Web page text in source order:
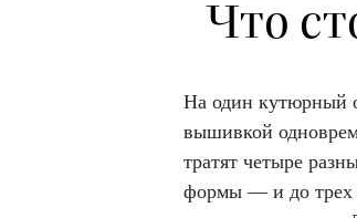
Что
На один кутюрный
вышивкой
тратят четыре
формы — и до трех